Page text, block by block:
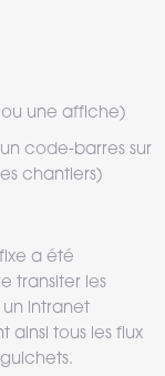
une affiche)
code-barres sur
chantiers)
a été
transiter les
intranet
ainsi tous les flux